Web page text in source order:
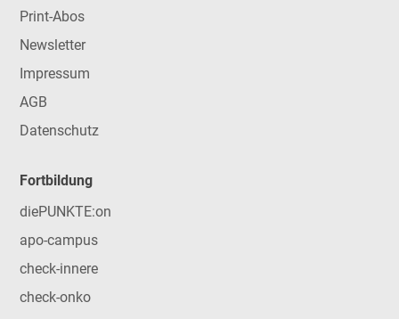
Print-Abos
Newsletter
Impressum
AGB
Datenschutz
Fortbildung
diePUNKTE:on
apo-campus
check-innere
check-onko